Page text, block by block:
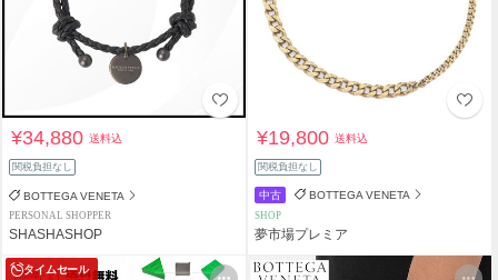
¥34,880送料込
関税負担なし
BOTTEGA VENETA
PERSONAL SHOPPER
SHASHASHOP
¥19,800送料込
関税負担なし
中古 BOTTEGA VENETA
SHOP
夢市場プレミア
タイムセール